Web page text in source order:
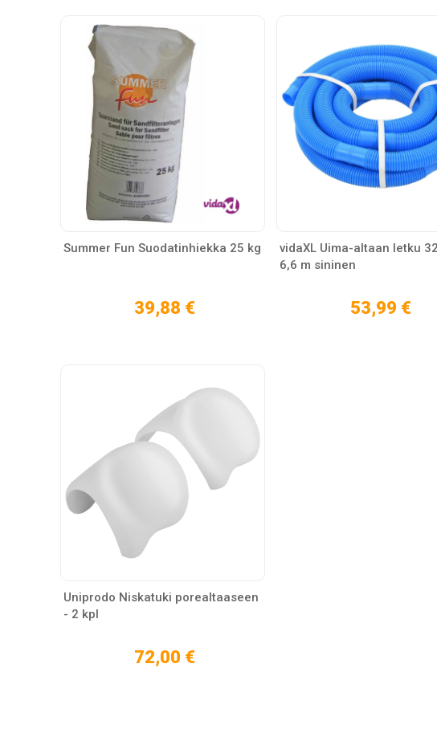
Summer Fun Suodatinhiekka 25 kg
39,88 €
vidaXL Uima-altaan letku
6,6 m sininen
53,99 €
Uniprodo Niskatuki porealtaaseen
- 2 kpl
72,00 €